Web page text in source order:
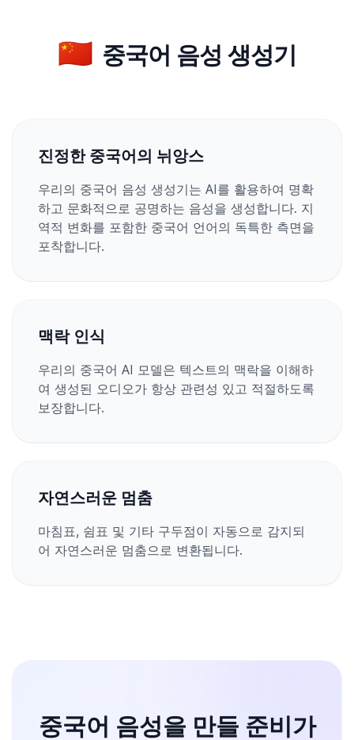
🇨🇳 중국어 음성 생성기
진정한 중국어의 뉘앙스
우리의 중국어 음성 생성기는 AI를 활용하여 명확
하고 문화적으로 공명하는 음성을 생성합니다. 지
역적 변화를 포함한 중국어 언어의 독특한 측면을
포착합니다.
맥락 인식
우리의 중국어 AI 모델은 텍스트의 맥락을 이해하
여 생성된 오디오가 항상 관련성 있고 적절하도록
보장합니다.
자연스러운 멈춤
마침표, 쉼표 및 기타 구두점이 자동으로 감지되
어 자연스러운 멈춤으로 변환됩니다.
중국어 음성을 만들 준비가